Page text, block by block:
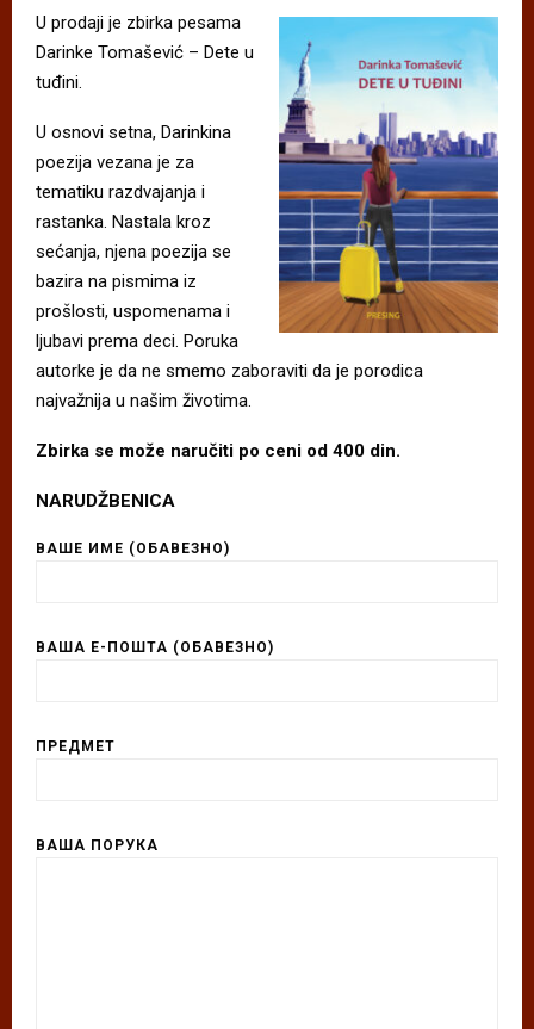
U prodaji je zbirka pesama
Darinke Tomašević – Dete u
tuđini.
U osnovi setna, Darinkina
poezija vezana je za
tematiku razdvajanja i
rastanka. Nastala kroz
sećanja, njena poezija se
bazira na pismima iz
prošlosti, uspomenama i
ljubavi prema deci. Poruka
autorke je da ne smemo zaboraviti da je porodica
najvažnija u našim životima.
Zbirka se može naručiti po ceni od 400 din.
NARUDŽBENICA
ВАШЕ ИМЕ (ОБАВЕЗНО)
ВАША Е-ПОШТА (ОБАВЕЗНО)
ПРЕДМЕТ
ВАША ПОРУКА